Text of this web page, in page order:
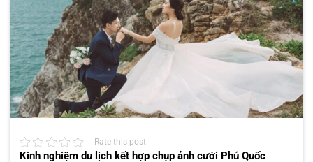
Rate this post
Kinh nghiệm du lịch kết hợp chụp ảnh cưới Phú Quốc